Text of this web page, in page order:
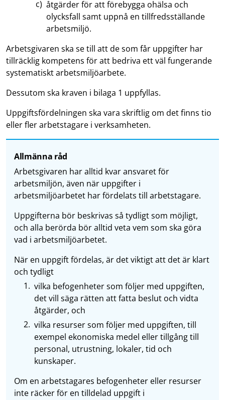
åtgärder för att förebygga ohälsa och
olycksfall samt uppnå en tillfredsställande
arbetsmiljö.
Arbetsgivaren ska se till att de som får uppgifter har
tillräcklig kompetens för att bedriva ett väl fungerande
systematiskt arbetsmiljöarbete.
Dessutom ska kraven i bilaga 1 uppfyllas.
Uppgiftsfördelningen ska vara skriftlig om det finns tio
eller fler arbetstagare i verksamheten.
Allmänna råd
Arbetsgivaren har alltid kvar ansvaret för
arbetsmiljön, även när uppgifter i
arbetsmiljöarbetet har fördelats till arbetstagare.
Uppgifterna bör beskrivas så tydligt som möjligt,
och alla berörda bör alltid veta vem som ska göra
vad i arbetsmiljöarbetet.
När en uppgift fördelas, är det viktigt att det är klart
och tydligt
vilka befogenheter som följer med uppgiften,
det vill säga rätten att fatta beslut och vidta
åtgärder, och
vilka resurser som följer med uppgiften, till
exempel ekonomiska medel eller tillgång till
personal, utrustning, lokaler, tid och
kunskaper.
Om en arbetstagares befogenheter eller resurser
inte räcker för en tilldelad uppgift i